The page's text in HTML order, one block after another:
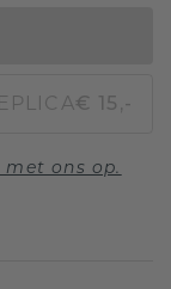
€ 15,-
ons op.